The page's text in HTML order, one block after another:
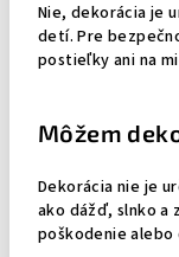
Nie, dekorácia je
detí. Pre
postieľky ani na
Môžem
Dekorácia nie je
ako dážď, slnko
poškodenie alebo